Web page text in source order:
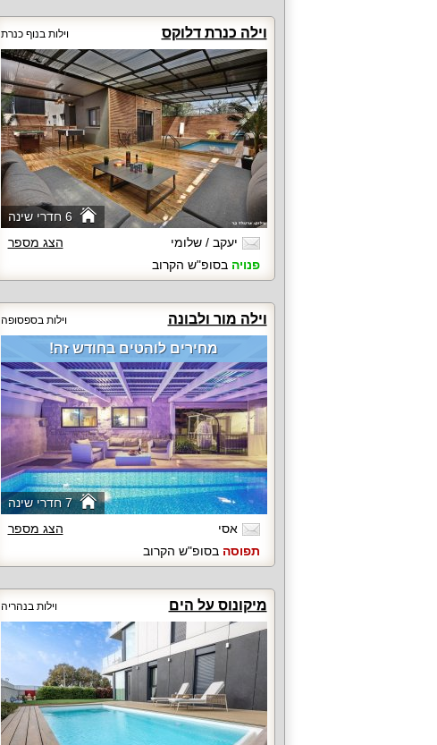
וילה כנרת דלוקס וילות בנוף כנרת
6 חדרי שינה
יעקב / שלומי
הצג מספר
פנויה בסופ"ש הקרוב
וילה מור ולבונה וילות בספסופה
7 חדרי שינה
מחירים לוהטים בחודש זה!
אסי
הצג מספר
תפוסה בסופ"ש הקרוב
מיקונוס על הים וילות בנהריה